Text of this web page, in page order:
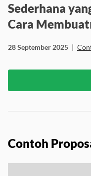
Sederhana
Cara
28 September 2025 |
Contoh